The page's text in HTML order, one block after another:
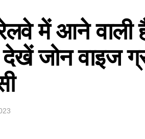
में आने वाली
देखें जोन वाइज